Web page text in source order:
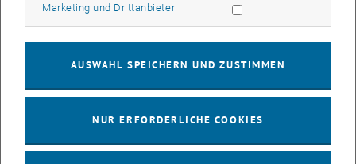
Abnahme (ca. 3–10 Minuten)
Wichtige Informationen
Erstspender_innen müssen mindestens 18 Jahre alt und dürfen
aufgehoben (der Arzt entscheidet über die Zulassung).
Seit 01.01.2016 ist ein amtlicher Lichtbildausweis Pflicht–ohne
Marketing und DrittanbieterMarketing Cookies zulassen
AUSWAHL SPEICHERN UND ZUSTIMMEN
NUR ERFORDERLICHE COOKIES